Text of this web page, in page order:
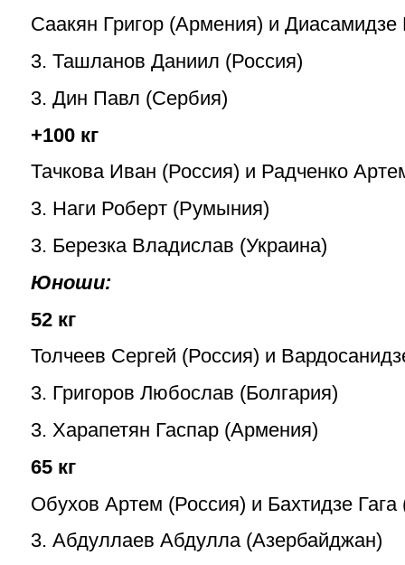
Саакян Григор (Армения) и Диасамидзе
3. Ташланов Даниил (Россия)
3. Дин Павл (Сербия)
+100 кг
Тачкова Иван (Россия) и Радченко
3. Наги Роберт (Румыния)
3. Березка Владислав (Украина)
Юноши:
52 кг
Толчеев Сергей (Россия) и
3. Григоров Любослав (Болгария)
3. Харапетян Гаспар (Армения)
65 кг
Обухов Артем (Россия) и Бахтидзе Гага
3. Абдуллаев Абдулла (Азербайджан)